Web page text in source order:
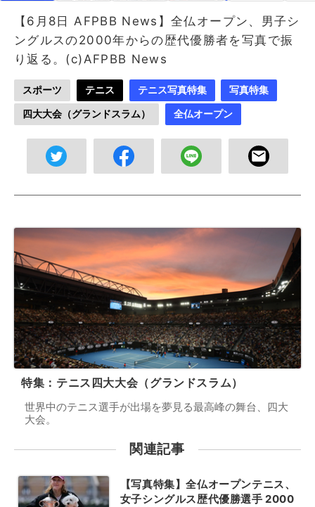
【6月8日 AFPBB News】全仏オープン、男子シ
ングルスの2000年からの歴代優勝者を写真で振
り返る。(c)AFPBB News
スポーツ テニス テニス写真特集 写真特集
四大大会（グランドスラム） 全仏オープン
特集：テニス四大大会（グランドスラム）
世界中のテニス選手が出場を夢見る最高峰の舞台、四大
大会。
関連記事
【写真特集】全仏オープンテニス、
女子シングルス歴代優勝選手 2000